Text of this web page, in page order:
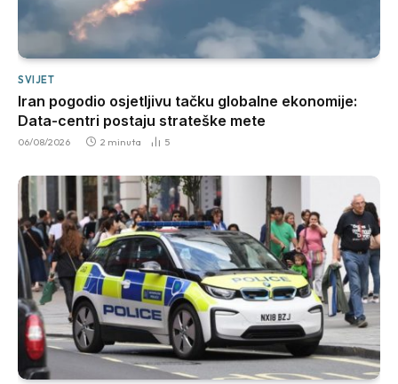
SVIJET
Iran pogodio osjetljivu tačku globalne ekonomije:
Data-centri postaju strateške mete
06/08/2026 2 minuta 5